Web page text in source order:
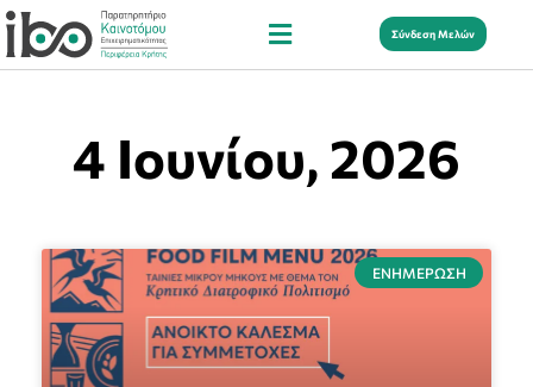
Σύνδεση Μελών
4 Ιουνίου, 2026
ΕΝΗΜΈΡΩΣΗ